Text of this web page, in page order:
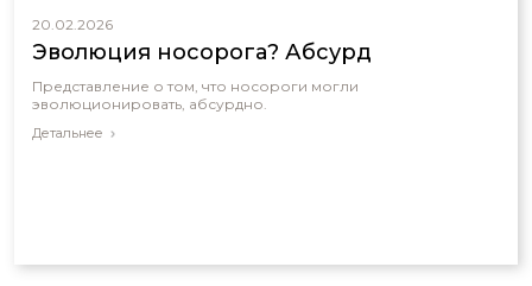
20.02.2026
Эволюция носорога? Абсурд
Представление о том, что носороги могли
эволюционировать, абсурдно.
Детальнее